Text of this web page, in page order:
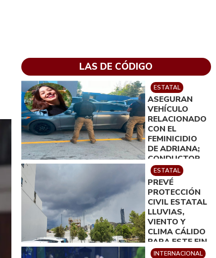
LAS DE CÓDIGO
ESTATAL
ASEGURAN
VEHÍCULO
RELACIONADO
CON EL
FEMINICIDIO
DE ADRIANA;
CONDUCTOR
FUE PUESTO A
DISPOSICIÓN
DE LA
FISCALÍA
ESTATAL
PREVÉ
PROTECCIÓN
CIVIL ESTATAL
LLUVIAS,
VIENTO Y
CLIMA CÁLIDO
PARA ESTE FIN
DE SEMANA
INTERNACIONAL